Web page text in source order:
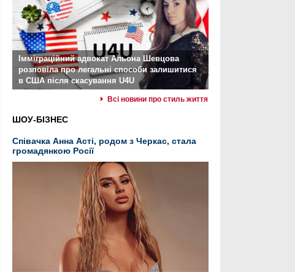
Імміграційний адвокат Альона Шевцова
розповіла про легальні способи залишитися
в США після скасування U4U
Всі новини про стиль життя
ШОУ-БІЗНЕС
Співачка Анна Асті, родом з Черкас, стала
громадянкою Росії